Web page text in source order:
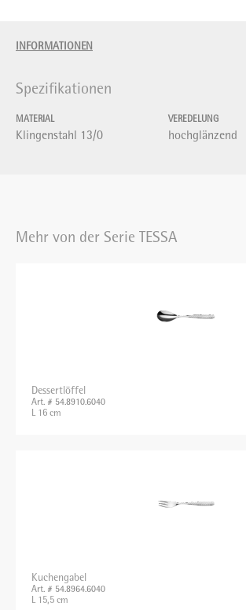
INFORMATIONEN
Spezifikationen
MATERIAL
Klingenstahl 13/0
VEREDELUNG
hochglänzend
Mehr von der Serie TESSA
Dessertlöffel
Art. # 54.8910.6040
L 16 cm
Kuchengabel
Art. # 54.8964.6040
L 15,5 cm